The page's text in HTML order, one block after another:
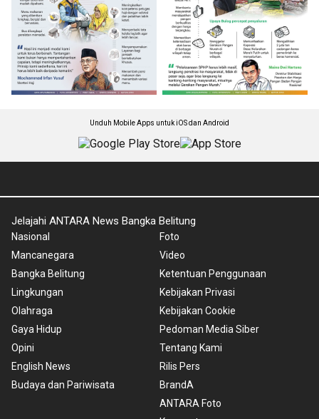
Unduh Mobile Apps untuk iOS dan Android
Jelajahi ANTARA News Bangka Belitung
Nasional
Mancanegara
Bangka Belitung
Lingkungan
Olahraga
Gaya Hidup
Opini
English News
Budaya dan Pariwisata
Foto
Video
Ketentuan Penggunaan
Kebijakan Privasi
Kebijakan Cookie
Pedoman Media Siber
Tentang Kami
Rilis Pers
BrandA
ANTARA Foto